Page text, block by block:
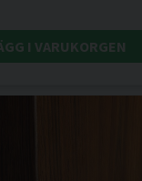
I VARUKORGEN